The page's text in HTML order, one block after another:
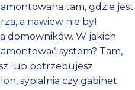
tam, gdzie jest
a nawiew nie był
domowników. W jakich
system? Tam,
lub potrzebujesz
sypialnia czy gabinet.